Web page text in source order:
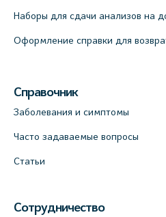
+7 (812) 660-73-69
Клиника ОРТОКРОСС
Наборы для сдачи анализов на
Оформление справки для
Справочник
Заболевания и симптомы
Часто задаваемые вопросы
Статьи
Сотрудничество